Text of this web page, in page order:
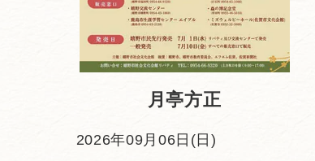
月亭方正
2026年09月06日(日)